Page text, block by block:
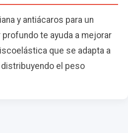
y antiácaros para un
te ayuda a mejorar
que se adapta a
el peso